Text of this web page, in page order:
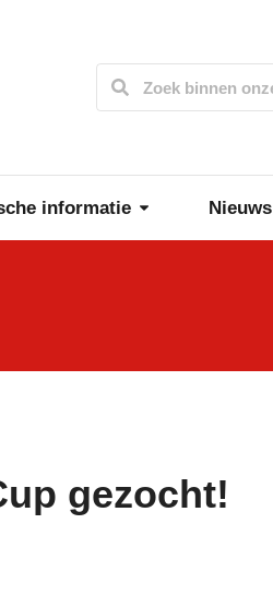
informatie Nieuws
gezocht!